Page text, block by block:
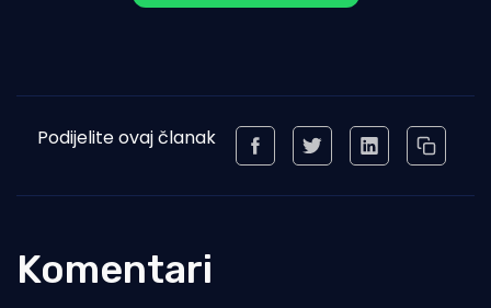
Podijelite ovaj članak
Komentari